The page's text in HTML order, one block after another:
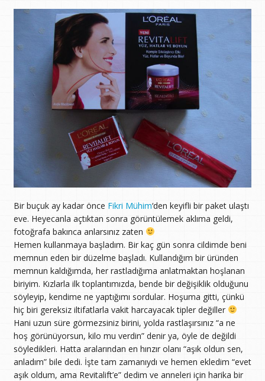
Bir buçuk ay kadar önce Fikri Mühim‘den keyifli bir paket ulaştı
eve. Heyecanla açtıktan sonra görüntülemek aklıma geldi,
fotoğrafa bakınca anlarsınız zaten
Hemen kullanmaya başladım. Bir kaç gün sonra cildimde beni
memnun eden bir düzelme başladı. Kullandığım bir üründen
memnun kaldığımda, her rastladığıma anlatmaktan hoşlanan
biriyim. Kızlarla ilk toplantımızda, bende bir değişiklik olduğunu
söyleyip, kendime ne yaptığımı sordular. Hoşuma gitti, çünkü
hiç biri gereksiz iltifatlarla vakit harcayacak tipler değiller
Hani uzun süre görmezsiniz birini, yolda rastlaşırsınız “a ne
hoş görünüyorsun, kilo mu verdin” denir ya, öyle de değildi
söyledikleri. Hatta aralarından en hınzır olanı “aşık oldun sen,
anladım” bile dedi. İşte tam zamanıydı ve hemen ekledim “evet
aşık oldum, ama Revitalift’e” dedim ve anneleri için harika bir